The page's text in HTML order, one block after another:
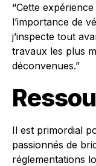
“Cette
l’importance de
j’inspecte tout
travaux les plus
déconvenues.”
Il est primordial
passionnés de
réglementations